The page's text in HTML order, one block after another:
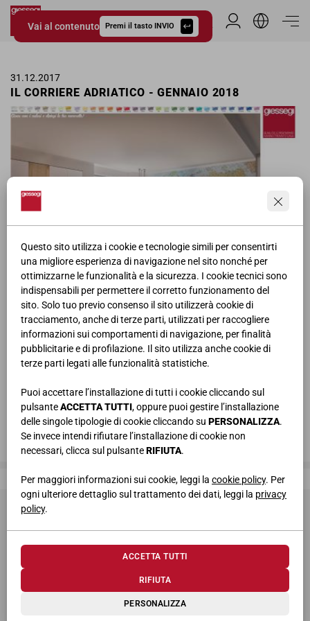
Questo sito utilizza i cookie e tecnologie simili per consentirti
una migliore esperienza di navigazione nel sito nonché per
ottimizzarne le funzionalità e la sicurezza. I cookie tecnici sono
indispensabili per permettere il corretto funzionamento del
sito. Solo tuo previo consenso il sito utilizzerà cookie di
tracciamento, anche di terze parti, utilizzati per raccogliere
informazioni sui comportamenti di navigazione, per finalità
pubblicitarie e di profilazione. Il sito utilizza anche cookie di
terze parti legati alle funzionalità statistiche.
Puoi accettare l’installazione di tutti i cookie cliccando sul
pulsanteACCETTA TUTTI, oppure puoi gestire l’installazione
delle singole tipologie di cookie cliccando su PERSONALIZZA.
Se invece intendi rifiutare l’installazione di cookie non
necessari, clicca sul pulsanteRIFIUTA.
Per maggiori informazioni sui cookie, leggi la cookie policy. Per
ogni ulteriore dettaglio sul trattamento dei dati, leggi la privacy
policy.
PERSONALIZZA
RIFIUTA
ACCETTA TUTTI
Vai al contenuto Premi il tasto INVIO
Giessegi.it
Area Riservata
31.12.2017
IL CORRIERE ADRIATICO - GENNAIO 2018
Pagina pubblicitaria delle camerette Giessegi ne Il Corriere Adriatico
per il mese di Gennaio, affiancate allo Sponsor "Il Volo".
Giessegi, dove la qualità è di casa
© 2026 Giessegi Industria Mobili S.p.a. P.I. 00642760433
Via Bramante 39, 62010 Appignano MC (Italia)